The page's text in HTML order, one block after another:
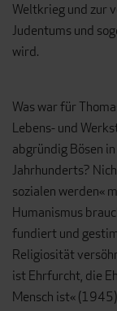
Weltkrieg und zur
Judentums und
wird.
Was war für
Lebens- und
abgründig Bösen
Jahrhunderts?
sozialen werden«
Humanismus
fundiert und
Religiosität
ist Ehrfurcht, die
Mensch ist«